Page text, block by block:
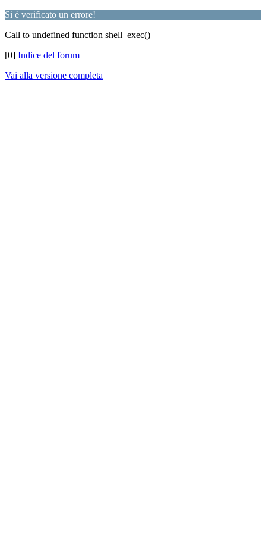
Si è verificato un errore!
Call to undefined function shell_exec()
[0] Indice del forum
Vai alla versione completa